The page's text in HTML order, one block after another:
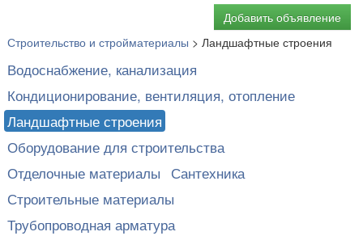
Добавить объявление
Строительство и стройматериалы > Ландшафтные строения
Водоснабжение, канализация
Кондиционирование, вентиляция, отопление
Ландшафтные строения
Оборудование для строительства
Отделочные материалы Сантехника
Строительные материалы
Трубопроводная арматура